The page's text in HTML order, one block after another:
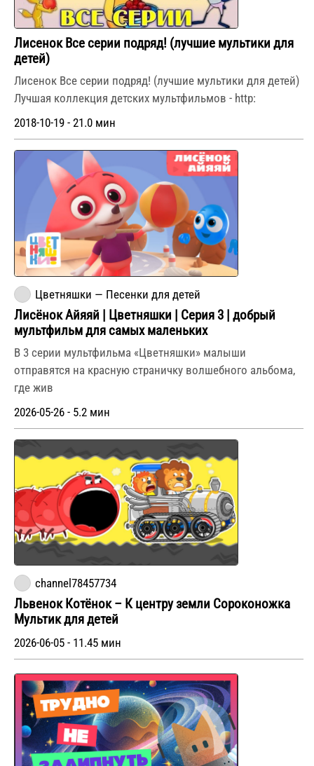
Лисенок Все серии подряд! (лучшие мультики для
детей)
Лисенок Все серии подряд! (лучшие мультики для детей)
Лучшая коллекция детских мультфильмов - http:
2018-10-19 - 21.0 мин
Цветняшки — Песенки для детей
Лисёнок Айяяй | Цветняшки | Серия 3 | добрый
мультфильм для самых маленьких
В 3 серии мультфильма «Цветняшки» малыши
отправятся на красную страничку волшебного альбома,
где жив
2026-05-26 - 5.2 мин
channel78457734
Львенок Котёнок – К центру земли Сороконожка
Мультик для детей
2026-06-05 - 11.45 мин